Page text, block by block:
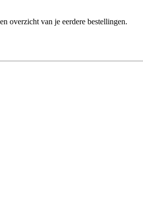
overzicht van je eerdere bestellingen.